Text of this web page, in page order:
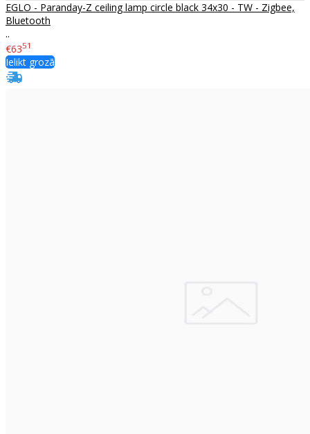
EGLO - Paranday-Z ceiling lamp circle black 34x30 - TW - Zigbee,
Bluetooth
..
€6351
Ielikt grozā